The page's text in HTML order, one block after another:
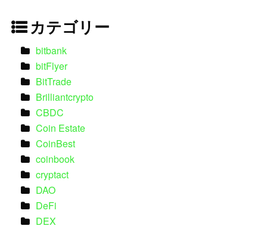
カテゴリー
bitbank
bitFlyer
BitTrade
Brilliantcrypto
CBDC
Coin Estate
CoinBest
coinbook
cryptact
DAO
DeFi
DEX